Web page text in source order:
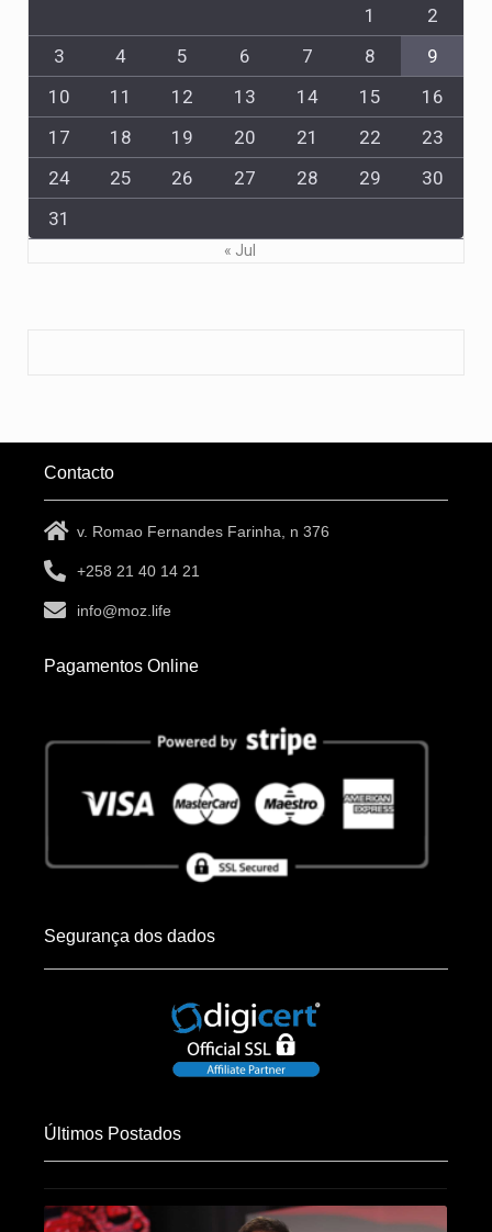
1
2
3
4 5 6 7 8
9
10
11 12 13 14 15
16
17
18 19 20 21 22
23
24
25 26 27 28 29
30
31
« Jul
Contacto
v. Romao Fernandes Farinha, n 376
+258 21 40 14 21
info@moz.life
Pagamentos Online
Segurança dos dados
Últimos Postados